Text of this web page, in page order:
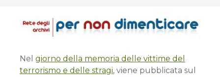
Nel giorno della memoria delle vittime del
terrorismo e delle stragi, viene pubblicata sul